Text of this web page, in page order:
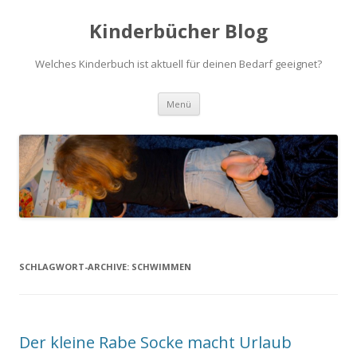
Kinderbücher Blog
Welches Kinderbuch ist aktuell für deinen Bedarf geeignet?
Menü Springe
Inhalt
SCHLAGWORT-ARCHIVE: SCHWIMMEN
Der kleine Rabe Socke macht Urlaub